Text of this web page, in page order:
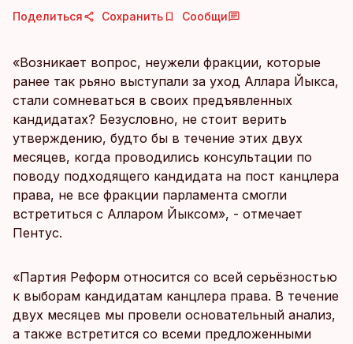
Поделиться Сохранить Сообщи
«Возникает вопрос, неужели фракции, которые
ранее так рьяно выступали за уход Аллара Йыкса,
стали сомневаться в своих предъявленных
кандидатах? Безусловно, не стоит верить
утверждению, будто бы в течение этих двух
месяцев, когда проводились консультации по
поводу подходящего кандидата на пост канцлера
права, не все фракции парламента смогли
встретиться с Алларом Йыксом», - отмечает
Пентус.
«Партия Реформ относится со всей серьёзностью
к выборам кандидатам канцлера права. В течение
двух месяцев мы провели основательный анализ,
а также встретится со всеми предложенными